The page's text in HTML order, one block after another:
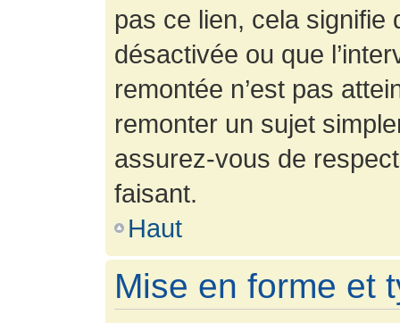
pas ce lien, cela signifie
désactivée ou que
remontée n’est pas
remonter un sujet
assurez-vous de
faisant.
Haut
Mise en forme et